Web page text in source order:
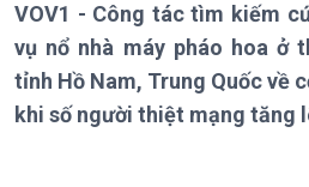
VOV1 - Công tác tìm kiếm
vụ nổ nhà máy pháo hoa ở
tỉnh Hồ Nam, Trung Quốc về
khi số người thiệt mạng tăng